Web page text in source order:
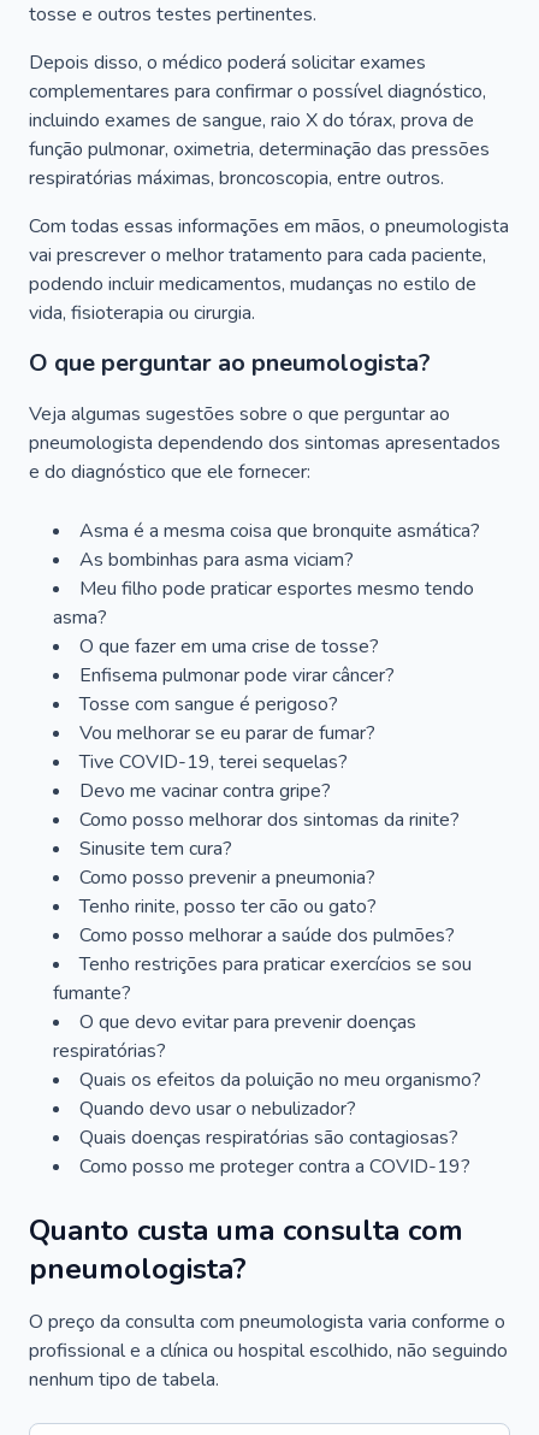
tosse e outros testes pertinentes.
Depois disso, o médico poderá solicitar exames
complementares para confirmar o possível diagnóstico,
incluindo exames de sangue, raio X do tórax, prova de
função pulmonar, oximetria, determinação das pressões
respiratórias máximas, broncoscopia, entre outros.
Com todas essas informações em mãos, o pneumologista
vai prescrever o melhor tratamento para cada paciente,
podendo incluir medicamentos, mudanças no estilo de
vida, fisioterapia ou cirurgia.
O que perguntar ao pneumologista?
Veja algumas sugestões sobre o que perguntar ao
pneumologista dependendo dos sintomas apresentados
e do diagnóstico que ele fornecer:
Asma é a mesma coisa que bronquite asmática?
As bombinhas para asma viciam?
Meu filho pode praticar esportes mesmo tendo
asma?
O que fazer em uma crise de tosse?
Enfisema pulmonar pode virar câncer?
Tosse com sangue é perigoso?
Vou melhorar se eu parar de fumar?
Tive COVID-19, terei sequelas?
Devo me vacinar contra gripe?
Como posso melhorar dos sintomas da rinite?
Sinusite tem cura?
Como posso prevenir a pneumonia?
Tenho rinite, posso ter cão ou gato?
Como posso melhorar a saúde dos pulmões?
Tenho restrições para praticar exercícios se sou
fumante?
O que devo evitar para prevenir doenças
respiratórias?
Quais os efeitos da poluição no meu organismo?
Quando devo usar o nebulizador?
Quais doenças respiratórias são contagiosas?
Como posso me proteger contra a COVID-19?
Quanto custa uma consulta com
pneumologista?
O preço da consulta com pneumologista varia conforme o
profissional e a clínica ou hospital escolhido, não seguindo
nenhum tipo de tabela.